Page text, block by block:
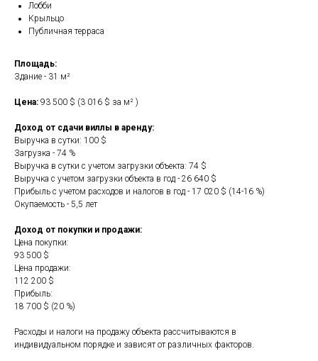
Лобби
Крыльцо
Публичная терраса
Площадь:
Здание - 31 м²
Цена: 93 500 $ (3 016 $ за м² )
Доход от сдачи виллы в аренду:
Выручка в сутки: 100 $
Загрузка - 74 %
Выручка в сутки с учетом загрузки объекта: 74 $
Выручка с учетом загрузки объекта в год - 26 640 $
Прибыль с учетом расходов и налогов в год - 17 020 $ (14-16 %)
Окупаемость - 5,5 лет
Доход от покупки и продажи:
Цена покупки:
93 500 $
Цена продажи:
112 200 $
Прибыль:
18 700 $ (20 %)
Расходы и налоги на продажу объекта рассчитываются в
индивидуальном порядке и зависят от различных факторов.